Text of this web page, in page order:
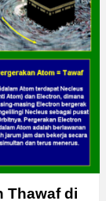
Thawaf di